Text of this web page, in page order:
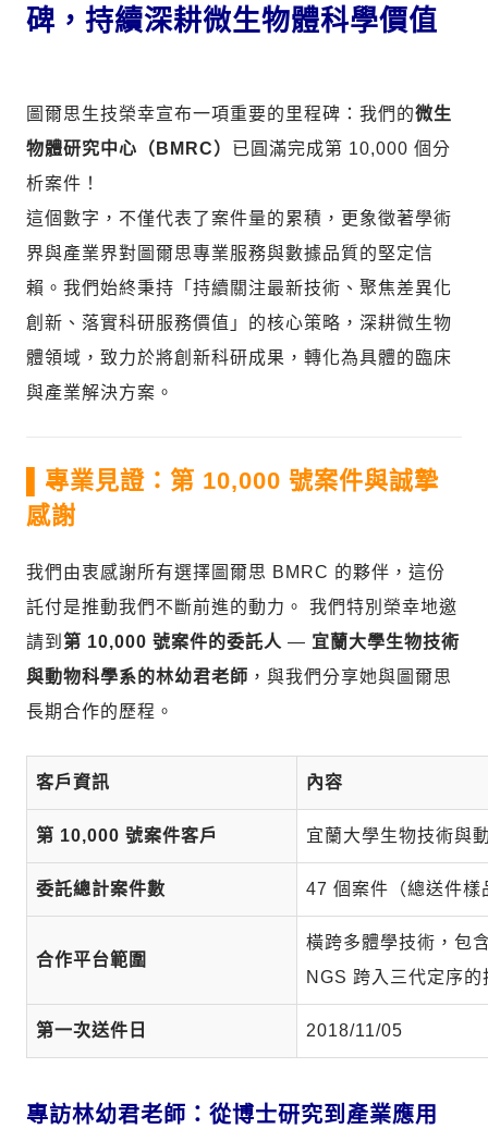
碑，持續深耕微生物體科學價值
圖爾思生技榮幸宣布一項重要的里程碑：我們的微生
物體研究中心（BMRC）
已圓滿完成第 10,000 個分
析案件！
這個數字，不僅代表了案件量的累積，更象徵著學術
界與產業界對圖爾思專業服務與數據品質的堅定信
賴。我們始終秉持「持續關注最新技術、聚焦差異化
創新、落實科研服務價值」的核心策略，深耕微生物
體領域，致力於將創新科研成果，轉化為具體的臨床
與產業解決方案。
專業見證：第 10,000 號案件與誠摯
感謝
我們由衷感謝所有選擇圖爾思 BMRC 的夥伴，這份
託付是推動我們不斷前進的動力。 我們特別榮幸地邀
請到 第 10,000 號案件的委託人 — 宜蘭大學生物技術
與動物科學系的林幼君老師 ，與我們分享她與圖爾思
長期合作的歷程。
客戶資訊 內容
第 10,000 號案件客戶 宜蘭大學生物技術與
委託總計案件數 47 個案件（總送件
合作平台範圍
橫跨多體學技術，包
NGS 跨入三代定序的
第一次送件日 2018/11/05
專訪林幼君老師：從博士研究到產業應用